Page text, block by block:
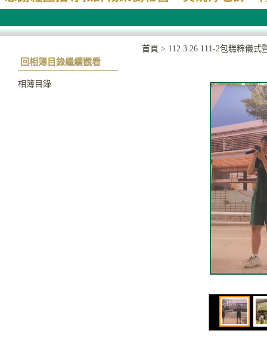
回相簿目錄繼續觀看
相簿目錄
首頁 > 112.3.26 111-2包糕粽儀式